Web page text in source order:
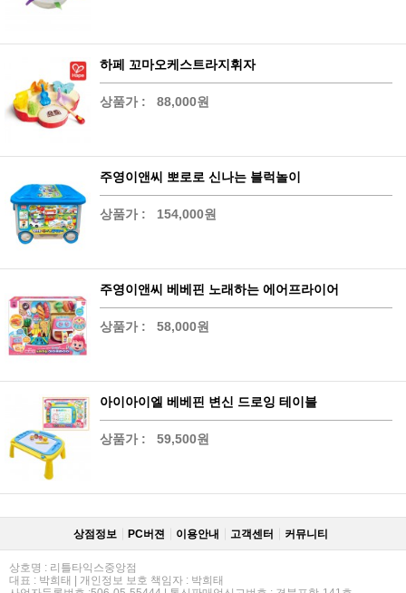
하페 꼬마오케스트라지휘자
상품가 : 88,000원
주영이앤씨 뽀로로 신나는 블럭놀이
상품가 : 154,000원
주영이앤씨 베베핀 노래하는 에어프라이어
상품가 : 58,000원
아이아이엘 베베핀 변신 드로잉 테이블
상품가 : 59,500원
상점정보 PC버젼 이용안내 고객센터 커뮤니티
상호명 : 리틀타익스중앙점
대표 : 박희태 | 개인정보 보호 책임자 : 박희태